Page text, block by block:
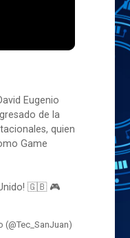
Eugenio
de la
quien
Game
Unido! 🇬🇧 🎮
(@Tec_SanJuan)